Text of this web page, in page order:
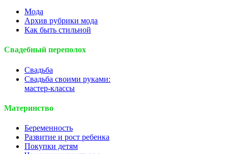
Мода
Архив рубрики мода
Как быть стильной
Свадебный переполох
Свадьба
Свадьба своими руками:
мастер-классы
Материнство
Беременность
Развитие и рост ребенка
Покупки детям